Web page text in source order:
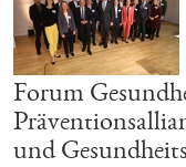
Forum
und